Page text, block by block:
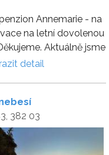
Annemarie - na
na letní dovolenou
Aktuálně jsme
detail
382 03